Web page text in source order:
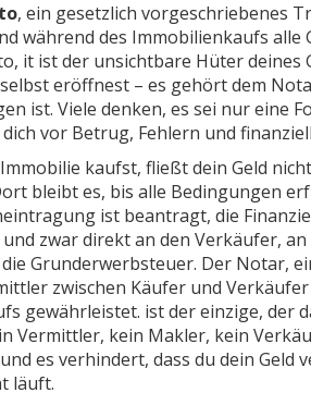
,ein gesetzlich vorgeschriebenes
während des Immobilienkaufs alle
, it ist der unsichtbare Hüter deines
eröffnest – es gehört dem
ist. Viele denken, es sei nur eine
vor Betrug, Fehlern und
kaufst, fließt dein Geld
bleibt es, bis alle Bedingungen
ist beantragt, die
zwar direkt an den Verkäufer,
Grunderwerbsteuer. Der Notar,
zwischen Käufer und
gewährleistet. ist der einzige, der
Vermittler, kein Makler, kein
es verhindert, dass du dein
läuft.